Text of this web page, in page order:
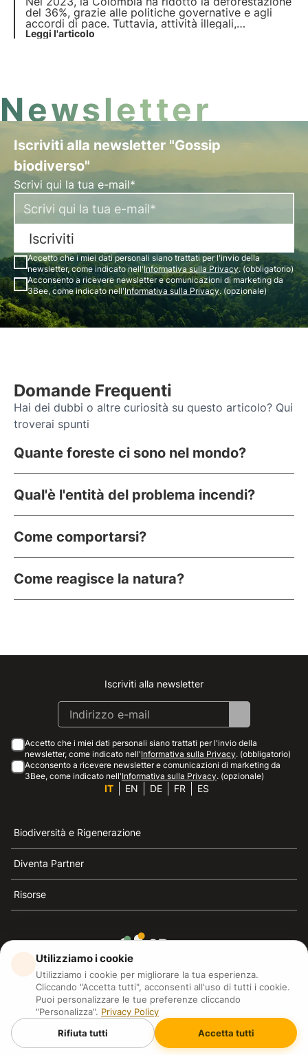
del 36%, grazie alle politiche governative e agli
accordi di pace. Tuttavia, attività illegali,
cambiamenti climatici e l'allevamento intensivo
Leggi l'articolo
Newsletter
Iscriviti alla newsletter "Gossip
biodiverso"
Scrivi qui la tua e-mail*
Iscriviti
Accetto che i miei dati personali siano trattati per l'invio della
newsletter, come indicato nell'Informativa sulla Privacy. (obbligatorio)
Acconsento a ricevere newsletter e comunicazioni di marketing da
3Bee, come indicato nell'Informativa sulla Privacy. (opzionale)
Domande Frequenti
Hai dei dubbi o altre curiosità su questo articolo? Qui
troverai spunti
Quante foreste ci sono nel mondo?
Qual'è l'entità del problema incendi?
Come comportarsi?
Come reagisce la natura?
Instagram
Facebook
Linkedin
Youtube
Iscriviti alla newsletter
Accetto che i miei dati personali siano trattati per l'invio della
newsletter, come indicato nell'Informativa sulla Privacy. (obbligatorio)
Acconsento a ricevere newsletter e comunicazioni di marketing da
3Bee, come indicato nell'Informativa sulla Privacy. (opzionale)
IT EN DE FR ES
Biodiversità e Rigenerazione
Diventa Partner
Risorse
3Bee è il riferimento della sostenibilità, la difesa delle
api e della biodiversità
3Bee S.R.L Via Pastrengo 14, 20159, Milano (MI)
P.IVA: IT09711590969
3Bee GmbHSede legale: Oranienburger Straße 23, 10178
BerlinHR number: 256594
Utilizziamo i cookie
Utilizziamo i cookie per migliorare la tua esperienza.
Cliccando "Accetta tutti", acconsenti all'uso di tutti i cookie.
Puoi personalizzare le tue preferenze cliccando
"Personalizza". Privacy Policy
Rifiuta tutti
Accetta tutti